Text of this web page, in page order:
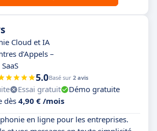
Cloud et IA
d’Appels –
5.0Basé sur 2 avis
Essai gratuit
Démo gratuite
dès4,90 € /mois
en ligne pour les entreprises.